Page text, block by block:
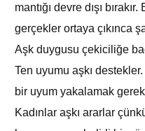
mantığı devre dışı
gerçekler ortaya çıkınca
Aşk duygusu çekiciliğe
Ten uyumu aşkı
bir uyum yakalamak
Kadınlar aşkı ararlar